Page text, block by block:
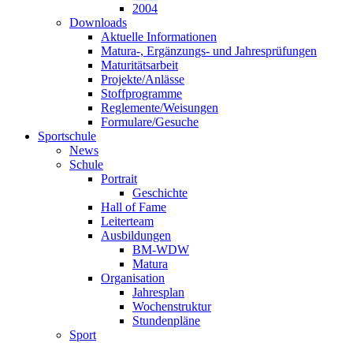
2004
Downloads
Aktuelle Informationen
Matura-, Ergänzungs- und Jahresprüfungen
Maturitätsarbeit
Projekte/Anlässe
Stoffprogramme
Reglemente/Weisungen
Formulare/Gesuche
Sportschule
News
Schule
Portrait
Geschichte
Hall of Fame
Leiterteam
Ausbildungen
BM-WDW
Matura
Organisation
Jahresplan
Wochenstruktur
Stundenpläne
Sport